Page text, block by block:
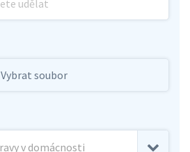
Vybrat soubor